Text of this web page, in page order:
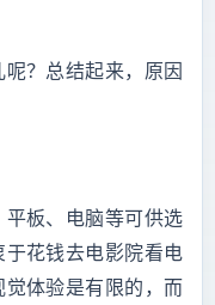
？总结起来，原因
板、电脑等可供选
花钱去电影院看电
体验是有限的，而